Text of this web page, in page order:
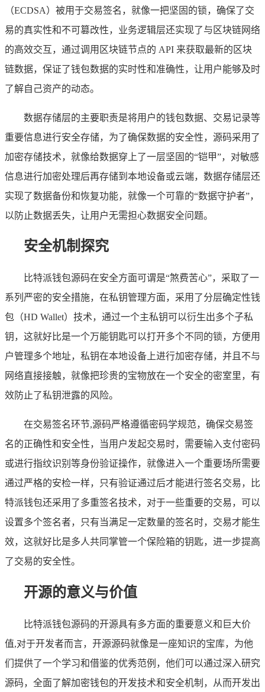
（ECDSA）被用于交易签名，就像一把坚固的锁，确保了交
易的真实性和不可篡改性，业务逻辑层还实现了与区块链网络
的高效交互，通过调用区块链节点的 API 来获取最新的区块
链数据，保证了钱包数据的实时性和准确性，让用户能够及时
了解自己资产的动态。
数据存储层的主要职责是将用户的钱包数据、交易记录等
重要信息进行安全存储，为了确保数据的安全性，源码采用了
加密存储技术，就像给数据穿上了一层坚固的“铠甲”，对敏感
信息进行加密处理后再存储到本地设备或云端，数据存储层还
实现了数据备份和恢复功能，就像一个可靠的“数据守护者”，
以防止数据丢失，让用户无需担心数据安全问题。
安全机制探究
比特派钱包源码在安全方面可谓是“煞费苦心”，采取了一
系列严密的安全措施，在私钥管理方面，采用了分层确定性钱
包（HD Wallet）技术，通过一个主私钥可以衍生出多个子私
钥，这就好比是一个万能钥匙可以打开多个不同的锁，方便用
户管理多个地址，私钥在本地设备上进行加密存储，并且不与
网络直接接触，就像把珍贵的宝物放在一个安全的密室里，有
效防止了私钥泄露的风险。
在交易签名环节,源码严格遵循密码学规范，确保交易签
名的正确性和安全性，当用户发起交易时，需要输入支付密码
或进行指纹识别等身份验证操作，就像进入一个重要场所需要
通过严格的安检一样，只有验证通过后才能进行签名交易，比
特派钱包还采用了多重签名技术，对于一些重要的交易，可以
设置多个签名者，只有当满足一定数量的签名时，交易才能生
效，这就好比是多人共同掌管一个保险箱的钥匙，进一步提高
了交易的安全性。
开源的意义与价值
比特派钱包源码的开源具有多方面的重要意义和巨大价
值,对于开发者而言，开源源码就像是一座知识的宝库，为他
们提供了一个学习和借鉴的优秀范例，他们可以通过深入研究
源码，全面了解加密钱包的开发技术和安全机制，从而开发出